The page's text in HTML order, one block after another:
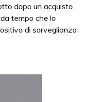
dopo un acquisto
tempo che lo
di sorveglianza